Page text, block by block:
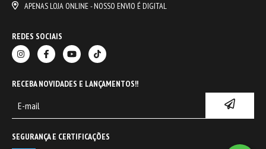
APENAS LOJA ONLINE - NOSSO ENVIO É DIGITAL
REDES SOCIAIS
RECEBA NOVIDADES E LANÇAMENTOS!!
SEGURANÇA E CERTIFICAÇÕES